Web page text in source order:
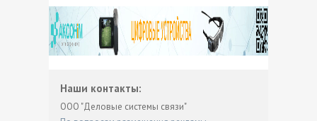
Наши контакты:
ООО "Деловые системы связи"